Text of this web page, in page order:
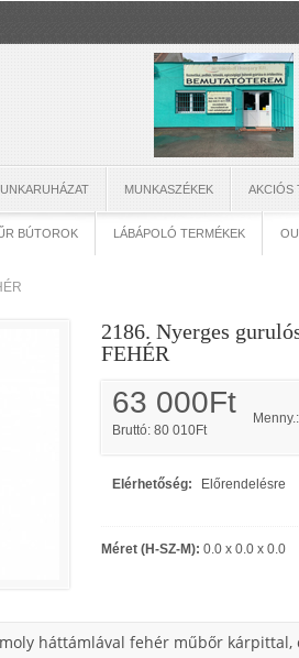
MUNKASZÉKEK AKCIÓS
BÚTOROK LÁBÁPOLÓ TERMÉKEK
2186. Nyerges
FEHÉR
63 000Ft
Bruttó: 80 010Ft
Menny.:
Elérhetőség: Előrendelésre
Méret (H-SZ-M): 0.0 x 0.0 x 0.0
háttámlával fehér műbőr kárpittal,